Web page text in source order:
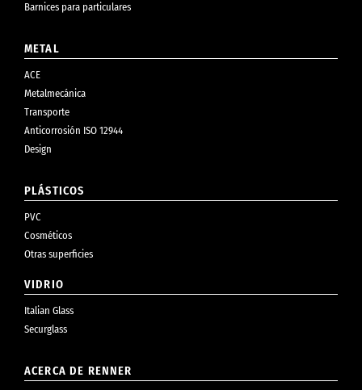
Barnices para particulares
METAL
ACE
Metalmecánica
Transporte
Anticorrosión ISO 12944
Design
PLÁSTICOS
PVC
Cosméticos
Otras superficies
VIDRIO
Italian Glass
Securglass
ACERCA DE RENNER